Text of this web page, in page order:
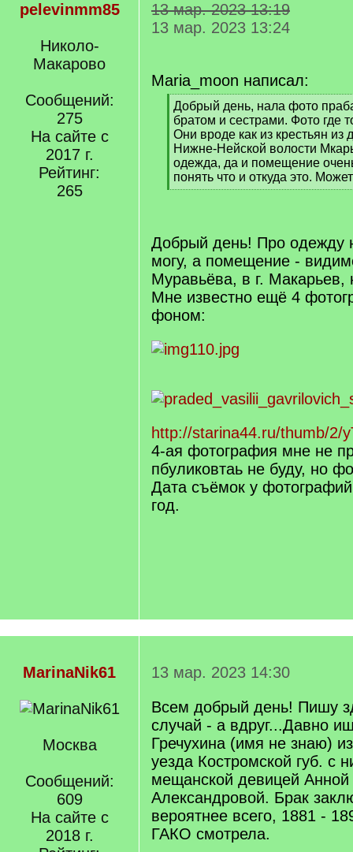
pelevinmm85
Николо-
Макарово
Сообщений:
275
На сайте с
2017 г.
Рейтинг:
265
13 мар. 2023 13:19
13 мар. 2023 13:24
Maria_moon написал:
[
q
]
Добрый день, нала фото
братом и сестрами. Фото где
Они вроде как из крестьян из
Нижне-Нейской волости
одежда, да и помещение
понять что и откуда это.
[
]
Добрый день! Про одежду
могу, а помещение -
Муравьёва, в г. Макарьев,
Мне известно ещё 4
фоном:
http://starina44.ru/thumb/2/
4-ая фотография мне не
пбуликовтаь не буду, но
Дата съёмок у
год.
MarinaNik61
Москва
Сообщений:
609
На сайте с
2018 г.
13 мар. 2023 14:30
Всем добрый день! Пишу
случай - а вдруг...Давно
Гречухина (имя не знаю)
уезда Костромской губ. с
мещанской девицей
Александровой. Брак
вероятнее всего, 1881 -
ГАКО смотрела.